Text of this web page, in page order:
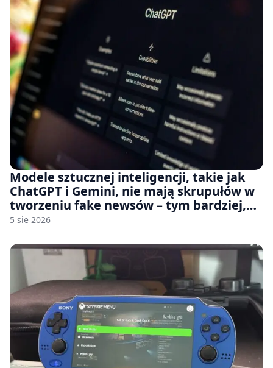
Modele sztucznej inteligencji, takie jak
ChatGPT i Gemini, nie mają skrupułów w
tworzeniu fake newsów – tym bardziej,
jeśli rozmawiasz z nimi po polsku
5 sie 2026